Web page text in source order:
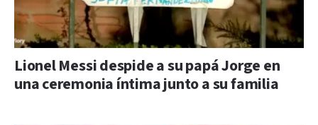
Lionel Messi despide a su papá Jorge en
una ceremonia íntima junto a su familia